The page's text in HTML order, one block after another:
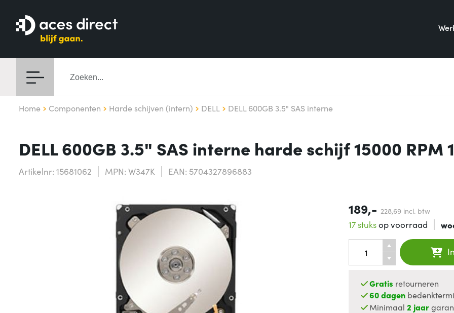
Home Componenten Harde schijven (intern) DELL DELL 600GB 3.5" SAS interne
DELL 600GB 3.5" SAS interne harde schijf 15000 RPM
Artikelnr: 15681062 MPN: W347K EAN: 5704327896883
189,- 228,69 incl. btw
17 stuksop voorraad
Gratis retourneren
60 dagen
Minimaal2 jaar